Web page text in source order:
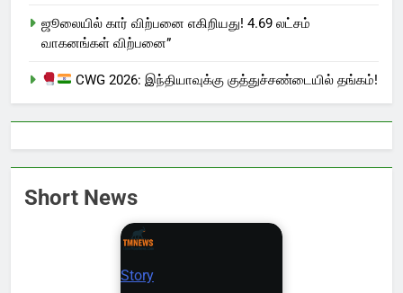
ஜூலையில் கார் விற்பனை எகிறியது! 4.69 லட்சம்
வாகனங்கள் விற்பனை”
CWG 2026: இந்தியாவுக்கு குத்துச்சண்டையில் தங்கம்!
Short News
Story